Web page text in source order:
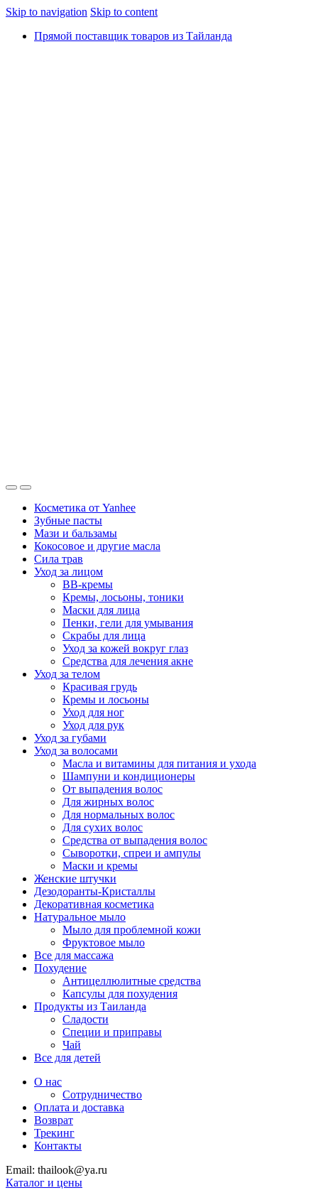
Skip to navigation Skip to content
Прямой поставщик товаров из Тайланда
Косметика от Yanhee
Зубные пасты
Мази и бальзамы
Кокосовое и другие масла
Сила трав
Уход за лицом
BB-кремы
Кремы, лосьоны, тоники
Маски для лица
Пенки, гели для умывания
Скрабы для лица
Уход за кожей вокруг глаз
Средства для лечения акне
Уход за телом
Красивая грудь
Кремы и лосьоны
Уход для ног
Уход для рук
Уход за губами
Уход за волосами
Масла и витамины для питания и ухода
Шампуни и кондиционеры
От выпадения волос
Для жирных волос
Для нормальных волос
Для сухих волос
Средства от выпадения волос
Сыворотки, спреи и ампулы
Маски и кремы
Женские штучки
Дезодоранты-Кристаллы
Декоративная косметика
Натуральное мыло
Мыло для проблемной кожи
Фруктовое мыло
Все для массажа
Похудение
Антицеллюлитные средства
Капсулы для похудения
Продукты из Таиланда
Сладости
Специи и приправы
Чай
Все для детей
О нас
Сотрудничество
Оплата и доставка
Возврат
Трекинг
Контакты
Email: thailook@ya.ru
Каталог и цены